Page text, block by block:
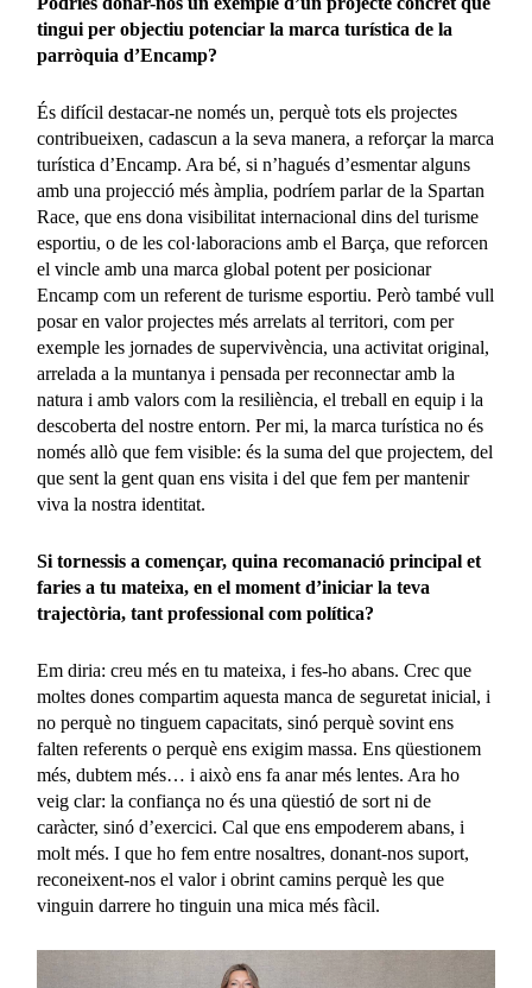
tingui per objectiu potenciar la marca turística de la
parròquia d’Encamp?
És difícil destacar-ne només un, perquè tots els projectes
contribueixen, cadascun a la seva manera, a reforçar la marca
turística d’Encamp. Ara bé, si n’hagués d’esmentar alguns
amb una projecció més àmplia, podríem parlar de la Spartan
Race, que ens dona visibilitat internacional dins del turisme
esportiu, o de les col·laboracions amb el Barça, que reforcen
el vincle amb una marca global potent per posicionar
Encamp com un referent de turisme esportiu. Però també vull
posar en valor projectes més arrelats al territori, com per
exemple les jornades de supervivència, una activitat original,
arrelada a la muntanya i pensada per reconnectar amb la
natura i amb valors com la resiliència, el treball en equip i la
descoberta del nostre entorn. Per mi, la marca turística no és
només allò que fem visible: és la suma del que projectem, del
que sent la gent quan ens visita i del que fem per mantenir
viva la nostra identitat.
Si tornessis a començar, quina recomanació principal et
faries a tu mateixa, en el moment d’iniciar la teva
trajectòria, tant professional com política?
Em diria: creu més en tu mateixa, i fes-ho abans. Crec que
moltes dones compartim aquesta manca de seguretat inicial, i
no perquè no tinguem capacitats, sinó perquè sovint ens
falten referents o perquè ens exigim massa. Ens qüestionem
més, dubtem més… i això ens fa anar més lentes. Ara ho
veig clar: la confiança no és una qüestió de sort ni de
caràcter, sinó d’exercici. Cal que ens empoderem abans, i
molt més. I que ho fem entre nosaltres, donant-nos suport,
reconeixent-nos el valor i obrint camins perquè les que
vinguin darrere ho tinguin una mica més fàcil.